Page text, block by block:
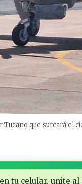
que surcará el
tu celular, unite al